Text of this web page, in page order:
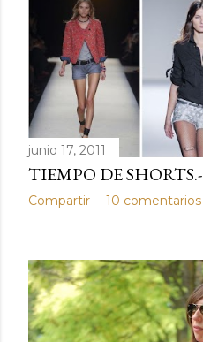
junio 17, 2011
TIEMPO DE SHORTS.-
Compartir 10 comentarios